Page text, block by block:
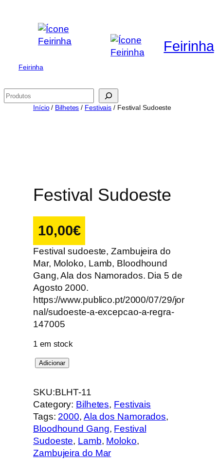
conteúdo
Feirinha
Feirinha
Pesquisar
Início/ Bilhetes / Festivais / Festival Sudoeste
Festival Sudoeste
10,00€
Festival sudoeste, Zambujeira do
Mar, Moloko, Lamb, Bloodhound
Gang, Ala dos Namorados. Dia 5 de
Agosto 2000.
https://www.publico.pt/2000/07/29/jor
nal/sudoeste-a-excepcao-a-regra-
147005
1 em stock
Q
a
n
t
i
d
a
Adicionar
SKU:BLHT-11
Category: Bilhetes, Festivais
Tags: 2000, Ala dos Namorados
Bloodhound Gang, Festival
Sudoeste, Lamb, Moloko
Zambujeira do Mar